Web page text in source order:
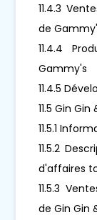
11.4.3
de
11.4.4
Gammy's
11.4.5
11.5 Gin Gin
11.5.1
11.5.2
d'affaires
11.5.3
de Gin Gin